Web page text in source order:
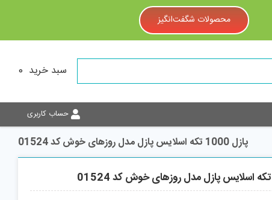
محصولات شگفت‌انگیز
سبد خرید 0
حساب کاربری
پازل 1000 تکه اسلايس پازل مدل روزهای خوش کد 01524